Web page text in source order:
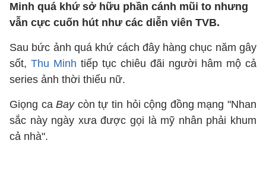
Minh quá khứ sở hữu phần cánh mũi to nhưng
vẫn cực cuốn hút như các diễn viên TVB.
Sau bức ảnh quá khứ cách đây hàng chục năm gây
sốt, Thu Minh tiếp tục chiêu đãi người hâm mộ cả
series ảnh thời thiếu nữ.
Giọng caBaycòn tự tin hỏi cộng đồng mạng "Nhan
sắc này ngày xưa được gọi là mỹ nhân phải khum
cả nhà".